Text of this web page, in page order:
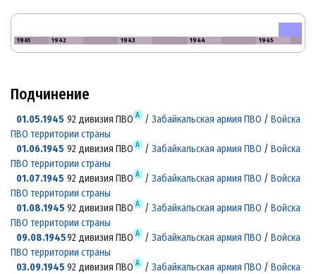
1941 1942 1943 1944 1945
Подчинение
01.05.194592 дивизия ПВО А /Забайкальская армия ПВО /Войска
ПВО территории страны
01.06.194592 дивизия ПВО А /Забайкальская армия ПВО /Войска
ПВО территории страны
01.07.194592 дивизия ПВО А /Забайкальская армия ПВО /Войска
ПВО территории страны
01.08.194592 дивизия ПВО А /Забайкальская армия ПВО /Войска
ПВО территории страны
09.08.194592 дивизия ПВО А /Забайкальская армия ПВО /Войска
ПВО территории страны
03.09.194592 дивизия ПВО А /Забайкальская армия ПВО /Войска